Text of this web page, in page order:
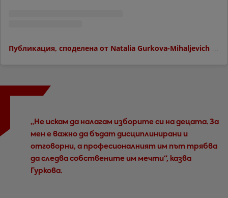
„Не искам да налагам изборите си на децата. За
мен е важно да бъдат дисциплинирани и
отговорни, а професионалният им път трябва
да следва собствените им мечти“, казва
Гуркова.